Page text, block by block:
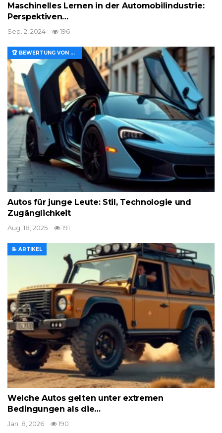
Maschinelles Lernen in der Automobilindustrie:
Perspektiven…
Sep. 2, 2024 196
🏆 BEWERTUNG VON MERKMALEN UND WERT
Autos für junge Leute: Stil, Technologie und
Zugänglichkeit
Aug. 18, 2025 191
📝 ARTIKEL
Welche Autos gelten unter extremen
Bedingungen als die…
Jan. 8, 2026 190